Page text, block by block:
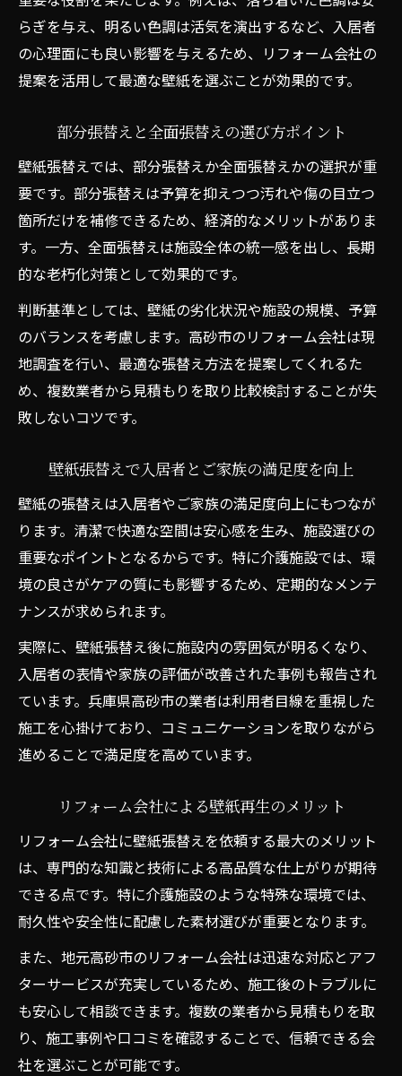
らぎを与え、明るい色調は活気を演出するなど、入居者
の心理面にも良い影響を与えるため、リフォーム会社の
提案を活用して最適な壁紙を選ぶことが効果的です。
部分張替えと全面張替えの選び方ポイント
壁紙張替えでは、部分張替えか全面張替えかの選択が重
要です。部分張替えは予算を抑えつつ汚れや傷の目立つ
箇所だけを補修できるため、経済的なメリットがありま
す。一方、全面張替えは施設全体の統一感を出し、長期
的な老朽化対策として効果的です。
判断基準としては、壁紙の劣化状況や施設の規模、予算
のバランスを考慮します。高砂市のリフォーム会社は現
地調査を行い、最適な張替え方法を提案してくれるた
め、複数業者から見積もりを取り比較検討することが失
敗しないコツです。
壁紙張替えで入居者とご家族の満足度を向上
壁紙の張替えは入居者やご家族の満足度向上にもつなが
ります。清潔で快適な空間は安心感を生み、施設選びの
重要なポイントとなるからです。特に介護施設では、環
境の良さがケアの質にも影響するため、定期的なメンテ
ナンスが求められます。
実際に、壁紙張替え後に施設内の雰囲気が明るくなり、
入居者の表情や家族の評価が改善された事例も報告され
ています。兵庫県高砂市の業者は利用者目線を重視した
施工を心掛けており、コミュニケーションを取りながら
進めることで満足度を高めています。
リフォーム会社による壁紙再生のメリット
リフォーム会社に壁紙張替えを依頼する最大のメリット
は、専門的な知識と技術による高品質な仕上がりが期待
できる点です。特に介護施設のような特殊な環境では、
耐久性や安全性に配慮した素材選びが重要となります。
また、地元高砂市のリフォーム会社は迅速な対応とアフ
ターサービスが充実しているため、施工後のトラブルに
も安心して相談できます。複数の業者から見積もりを取
り、施工事例や口コミを確認することで、信頼できる会
社を選ぶことが可能です。